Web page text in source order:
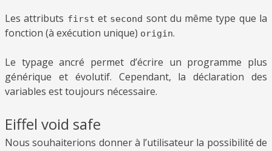
Les attributs first et second sont du même type que la
fonction (à exécution unique) origin.
Le typage ancré permet d’écrire un programme plus
générique et évolutif. Cependant, la déclaration des
variables est toujours nécessaire.
Eiffel void safe
Nous souhaiterions donner à l’utilisateur la possibilité de